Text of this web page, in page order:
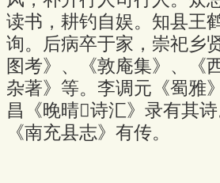
读书，耕钓自娱。知县王
询。后病卒于家，崇祀乡
图考》、《敦庵集》、《
杂著》等。李调元《蜀雅
昌《晚晴诗汇》录有其
《南充县志》有传。